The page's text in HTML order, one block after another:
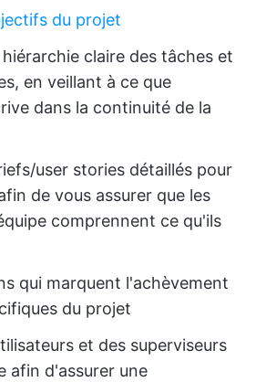
du projet
claire des tâches et
en veillant à ce que
dans la continuité de la
user stories détaillés pour
de vous assurer que les
comprennent ce qu'ils
qui marquent l'achèvement
du projet
et des superviseurs
afin d'assurer une